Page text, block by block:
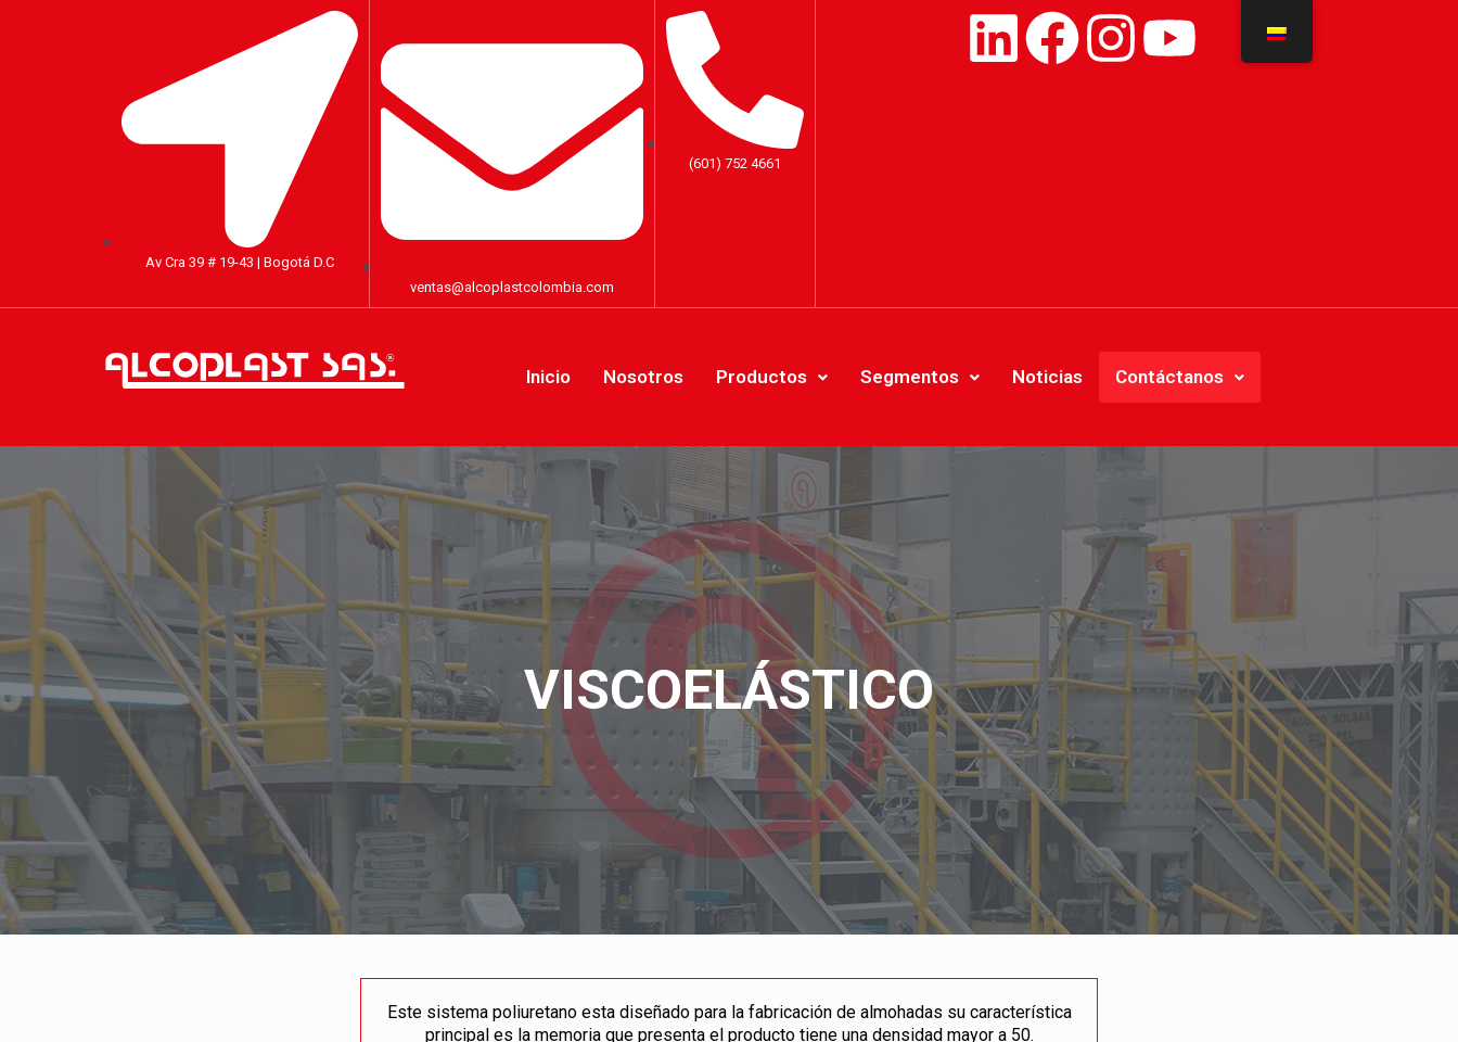
Av Cra 39 # 19-43 | Bogotá D.C
ventas@alcoplastcolombia.com
(601) 752 4661
®
Inicio Nosotros Productos Segmentos Noticias Contáctanos
VISCOELÁSTICO
Este sistema poliuretano esta diseñado para la fabricación de almohadas su característica
principal es la memoria que presenta el producto tiene una densidad mayor a 50.